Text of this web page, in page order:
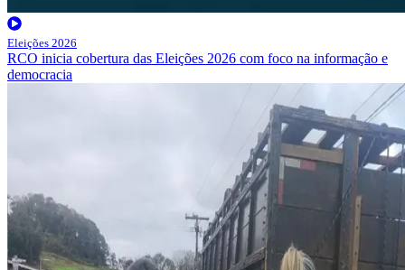
Eleições 2026
RCO inicia cobertura das Eleições 2026 com foco na informação e
democracia